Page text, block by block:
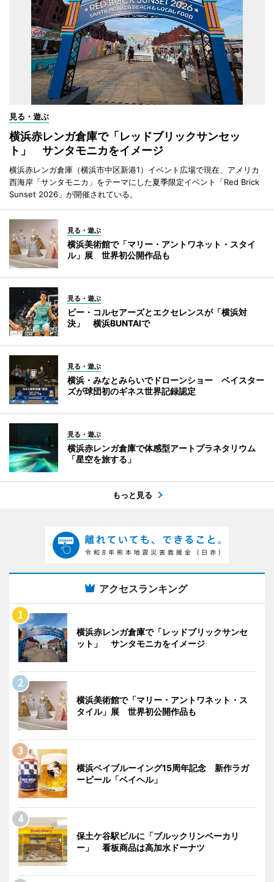
見る・遊ぶ
横浜赤レンガ倉庫で「レッドブリックサンセッ
ト」 サンタモニカをイメージ
横浜赤レンガ倉庫（横浜市中区新港1）イベント広場で現在、アメリカ
西海岸「サンタモニカ」をテーマにした夏季限定イベント「Red Brick
Sunset 2026」が開催されている。
見る・遊ぶ
横浜美術館で「マリー・アントワネット・スタイ
ル」展 世界初公開作品も
見る・遊ぶ
ビー・コルセアーズとエクセレンスが「横浜対
決」 横浜BUNTAIで
見る・遊ぶ
横浜・みなとみらいでドローンショー ベイスター
ズが球団初のギネス世界記録認定
見る・遊ぶ
横浜赤レンガ倉庫で体感型アートプラネタリウム
「星空を旅する」
もっと見る
アクセスランキング
横浜赤レンガ倉庫で「レッドブリックサンセ
ット」 サンタモニカをイメージ
横浜美術館で「マリー・アントワネット・ス
タイル」展 世界初公開作品も
横浜ベイブルーイング15周年記念 新作ラガ
ービール「ベイヘル」
保土ケ谷駅ビルに「ブルックリンベーカリ
ー」 看板商品は高加水ドーナツ